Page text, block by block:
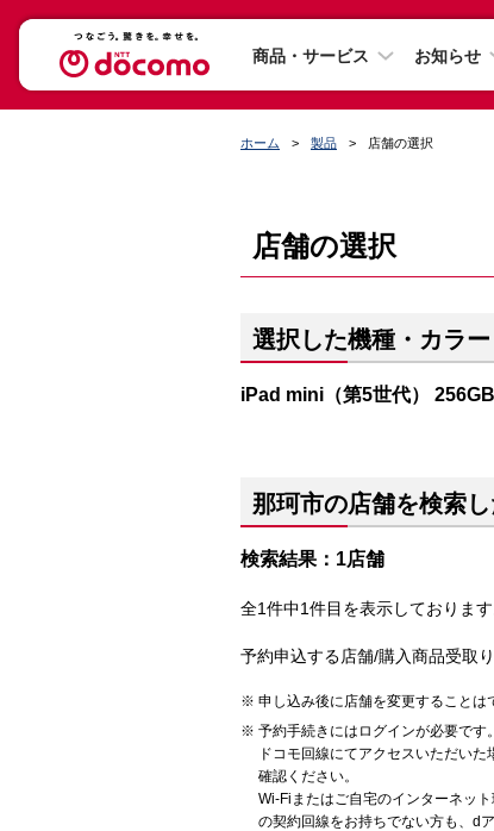
商品・サービス お知らせ
ホーム 製品 店舗の選択
店舗の選択
選択した機種・カラー
iPad mini（第5世代）
那珂市の店舗を検索
検索結果：1店舗
全1件中1件目を表示しておりま
予約申込する店舗/購入商品受取
申し込み後に店舗を変更することは
予約手続きにはログインが必要です。
ドコモ回線にてアクセスいただい
確認ください。
Wi-Fiまたはご自宅のインターネッ
の契約回線をお持ちでない方も、d